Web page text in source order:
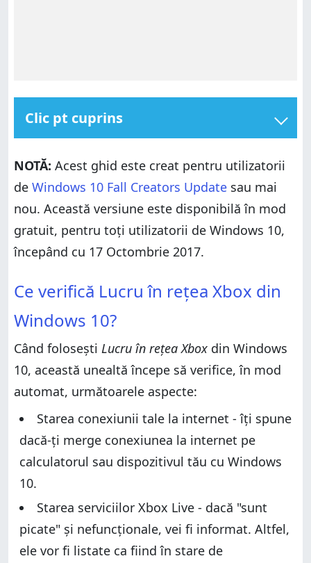
Clic pt cuprins
Cum verifici starea conexiunii la Xbox Live din
Windows 10, folosind aplicația Setări
Cum verifici starea conexiunii la Xbox Live din
Windows 10, folosind aplicația Xbox
Ce părere ai despre Xbox Networking din Windows
10?
NOTĂ: Acest ghid este creat pentru utilizatorii
de Windows 10 Fall Creators Update sau mai
nou. Această versiune este disponibilă în mod
gratuit, pentru toți utilizatorii de Windows 10,
începând cu 17 Octombrie 2017.
Cum verifici starea conexiunii la Xbox Live din
Cum verifici starea conexiunii la Xbox Live din
Windows 10, folosind aplicația Xbox
Ce părere ai despre Xbox Networking din Windows
10?
Ce verifică Lucru în rețea Xbox din
Windows 10?
Când folosești Lucru în rețea Xbox din Windows
10, această unealtă începe să verifice, în mod
automat, următoarele aspecte:
Starea conexiunii tale la internet - îți spune
dacă-ți merge conexiunea la internet pe
calculatorul sau dispozitivul tău cu Windows
10.
Starea serviciilor Xbox Live - dacă "sunt
picate" și nefuncționale, vei fi informat. Altfel,
ele vor fi listate ca fiind în stare de